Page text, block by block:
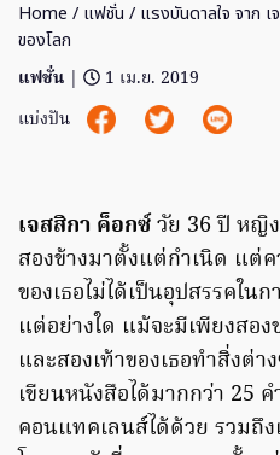
Home / แฟชั่น / แรงบันดาลใจ จาก
ของโลก
แฟชั่น |
1 เม.ย. 2019
แบ่งปัน
เจสสิกา ค็อกซ์วัย 36 ปี หญิ
สองข้างมาตั้งแต่กำเนิด แต่
ของเธอไม่ได้เป็นอุปสรรคใน
แต่อย่างใด แม้จะมีเพียงสอง
และสองเท้าของเธอทำสิ่งต่
เขียนหนังสือได้มากกว่า 25
คอนแทคเลนส์ได้ด้วย รวมถึ